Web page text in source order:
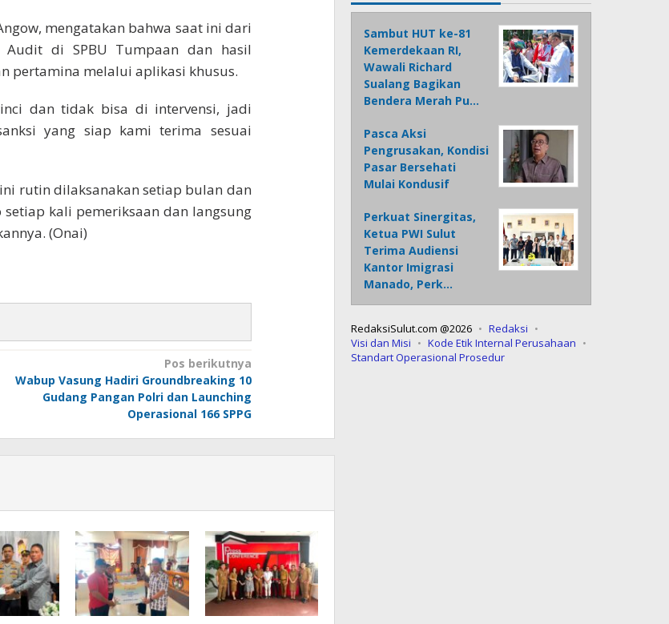
mengatakan bahwa saat ini dari
Audit di SPBU Tumpaan dan hasil
pertamina melalui aplikasi khusus.
dan tidak bisa di intervensi, jadi
yang siap kami terima sesuai
rutin dilaksanakan setiap bulan dan
kali pemeriksaan dan langsung
(Onai)
Pos berikutnya
Wabup Vasung Hadiri Groundbreaking 10
Gudang Pangan Polri dan Launching
Operasional 166 SPPG
Sambut HUT ke-81
Kemerdekaan RI,
Wawali Richard
Sualang Bagikan
Bendera Merah Pu…
Pasca Aksi
Pengrusakan, Kondisi
Pasar Bersehati
Mulai Kondusif
Perkuat Sinergitas,
Ketua PWI Sulut
Terima Audiensi
Kantor Imigrasi
Manado, Perk…
RedaksiSulut.com @2026
Redaksi
Visi dan Misi
Kode Etik Internal Perusahaan
Standart Operasional Prosedur